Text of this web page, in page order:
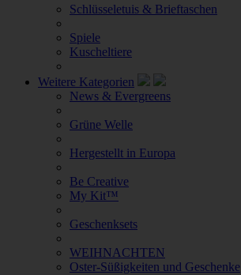
Schlüsseletuis & Brieftaschen
Spiele
Kuscheltiere
Weitere Kategorien
News & Evergreens
Grüne Welle
Hergestellt in Europa
Be Creative
My Kit™
Geschenksets
WEIHNACHTEN
Oster-Süßigkeiten und Geschenke